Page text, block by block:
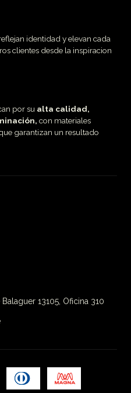
identidad y elevan cada
clientes desde la inspiracion
por su alta calidad,
con materiales
garantizan un resultado
13105, Oficina 310